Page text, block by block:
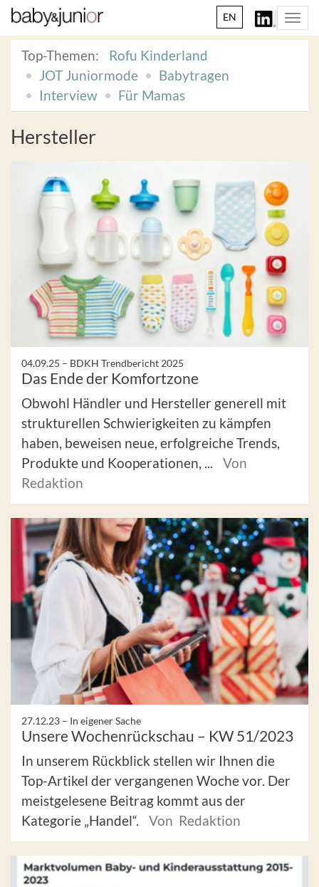
EN
Top-Themen:
Rofu Kinderland
JOT Juniormode
Babytragen
Interview
Für Mamas
Hersteller
04.09.25 – BDKH Trendbericht 2025
Das Ende der Komfortzone
Obwohl Händler und Hersteller generell mit
strukturellen Schwierigkeiten zu kämpfen
haben, beweisen neue, erfolgreiche Trends,
Produkte und Kooperationen, ...
Von
Redaktion
27.12.23 – In eigener Sache
Unsere Wochenrückschau – KW 51/2023
In unserem Rückblick stellen wir Ihnen die
Top-Artikel der vergangenen Woche vor. Der
meistgelesene Beitrag kommt aus der
Kategorie „Handel“.
Von Redaktion